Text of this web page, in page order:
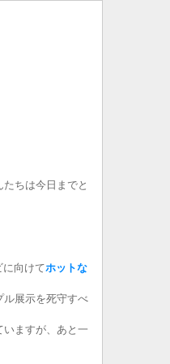
ちは今日までと
に向けてホットな
ル展示を死守すべ
ますが、あと一